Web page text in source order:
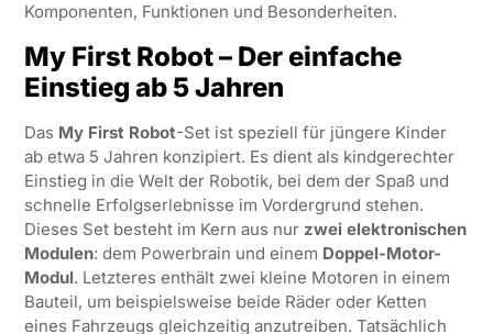
Komponenten, Funktionen und Besonderheiten.
My First Robot – Der einfache
Einstieg ab 5 Jahren
Das My First Robot-Set ist speziell für jüngere Kinder
ab etwa 5 Jahren konzipiert. Es dient als kindgerechter
Einstieg in die Welt der Robotik, bei dem der Spaß und
schnelle Erfolgserlebnisse im Vordergrund stehen.
Dieses Set besteht im Kern aus nur zwei elektronischen
Modulen: dem Powerbrain und einem Doppel-Motor-
Modul. Letzteres enthält zwei kleine Motoren in einem
Bauteil, um beispielsweise beide Räder oder Ketten
eines Fahrzeugs gleichzeitig anzutreiben. Tatsächlich